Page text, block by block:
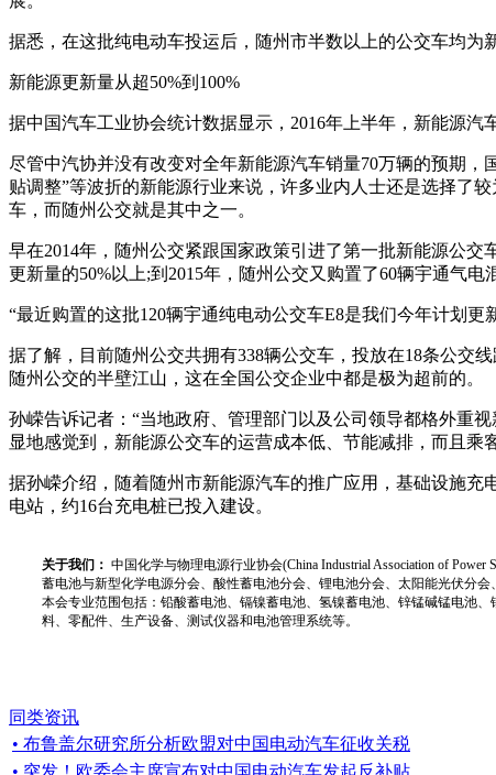
据悉，在这批纯电动车投运后，随州市半数以上的公交车均为
新能源更新量从超50%到100%
据中国汽车工业协会统计数据显示，2016年上半年，新能源汽
尽管中汽协并没有改变对全年新能源汽车销量70万辆的预期
贴调整”等波折的新能源行业来说，许多业内人士还是选择了
车，而随州公交就是其中之一。
早在2014年，随州公交紧跟国家政策引进了第一批新能源公
更新量的50%以上;到2015年，随州公交又购置了60辆宇通气
“最近购置的这批120辆宇通纯电动公交车E8是我们今年计划
据了解，目前随州公交共拥有338辆公交车，投放在18条公交
随州公交的半壁江山，这在全国公交企业中都是极为超前的。
孙嵘告诉记者：“当地政府、管理部门以及公司领导都格外重
显地感觉到，新能源公交车的运营成本低、节能减排，而且
据孙嵘介绍，随着随州市新能源汽车的推广应用，基础设施
电站，约16台充电桩已投入建设。
关于我们： 中国化学与物理电源行业协会(China Industrial Association of
蓄电池与新型化学电源分会、酸性蓄电池分会、锂电池分会、太阳能光伏分
本会专业范围包括：铅酸蓄电池、镉镍蓄电池、氢镍蓄电池、锌锰碱锰电池
料、零配件、生产设备、测试仪器和电池管理系统等。
同类资讯
• 布鲁盖尔研究所分析欧盟对中国电动汽车征收关税
• 突发！欧委会主席宣布对中国电动汽车发起反补贴